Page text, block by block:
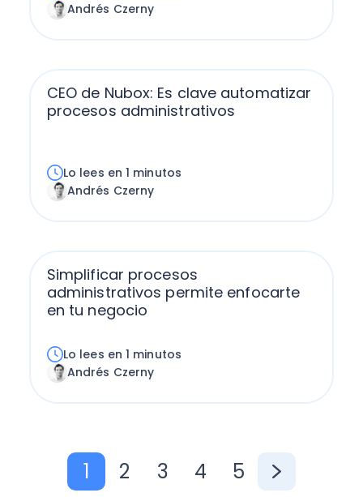
Andrés Czerny
CEO de Nubox: Es clave automatizar
procesos administrativos
Lo lees en 1 minutos
Andrés Czerny
Simplificar procesos
administrativos permite enfocarte
en tu negocio
Lo lees en 1 minutos
Andrés Czerny
1 2 3 4 5